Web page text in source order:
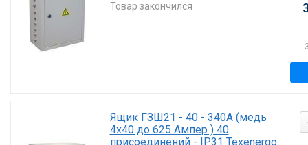
Товар закончился
Ящик ГЗШ21 - 40 - 340А (медь
4х40 до 625 Ампер ) 40
присоединений - IP31 Texenergo